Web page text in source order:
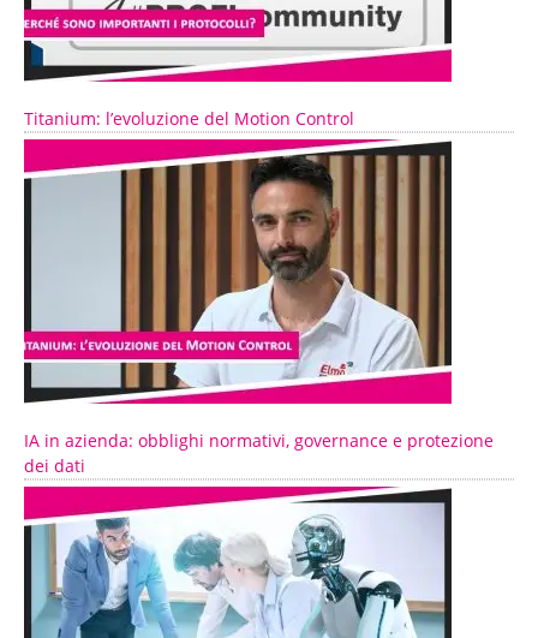
Titanium: l’evoluzione del Motion Control
IA in azienda: obblighi normativi, governance e protezione
dei dati